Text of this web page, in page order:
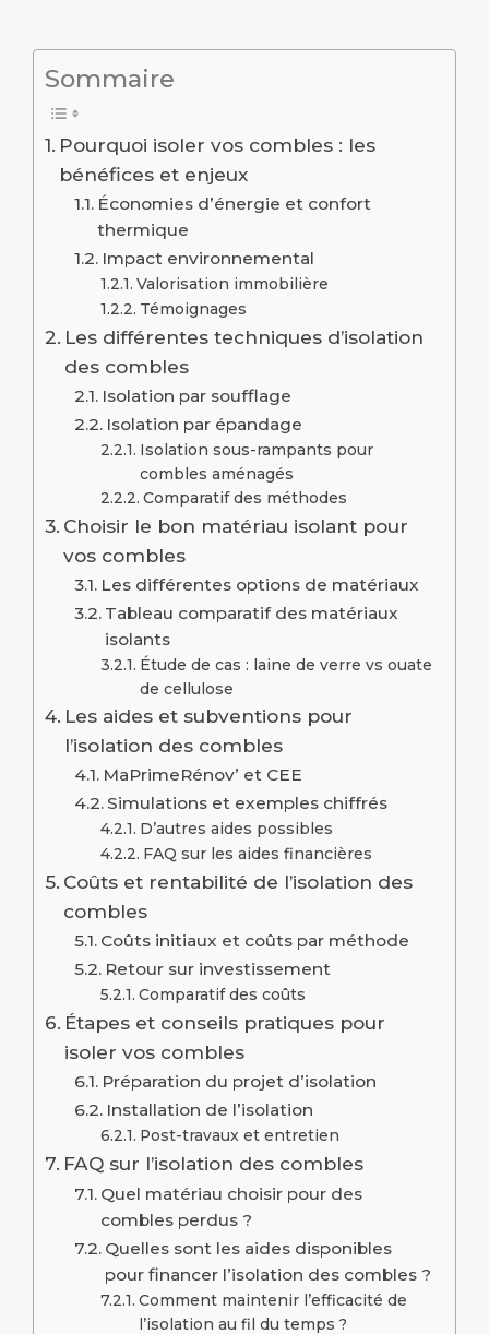
Sommaire
Pourquoi isoler vos combles : les
bénéfices et enjeux
Économies d’énergie et confort
thermique
Impact environnemental
Valorisation immobilière
Témoignages
Les différentes techniques d’isolation
des combles
Isolation par soufflage
Isolation par épandage
Isolation sous-rampants pour
combles aménagés
Comparatif des méthodes
Choisir le bon matériau isolant pour
vos combles
Les différentes options de matériaux
Tableau comparatif des matériaux
isolants
Étude de cas : laine de verre vs ouate
de cellulose
Les aides et subventions pour
l’isolation des combles
MaPrimeRénov’ et CEE
Simulations et exemples chiffrés
D’autres aides possibles
FAQ sur les aides financières
Coûts et rentabilité de l’isolation des
combles
Coûts initiaux et coûts par méthode
Retour sur investissement
Comparatif des coûts
Étapes et conseils pratiques pour
isoler vos combles
Préparation du projet d’isolation
Installation de l’isolation
Post-travaux et entretien
FAQ sur l’isolation des combles
Quel matériau choisir pour des
combles perdus ?
Quelles sont les aides disponibles
pour financer l’isolation des combles ?
Comment maintenir l’efficacité de
l’isolation au fil du temps ?